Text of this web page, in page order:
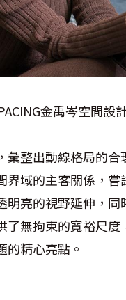
金禹岑空間設
彙整出動線格局的
界域的主客關係，
明亮的視野延伸，
了無拘束的寬裕尺
的精心亮點。